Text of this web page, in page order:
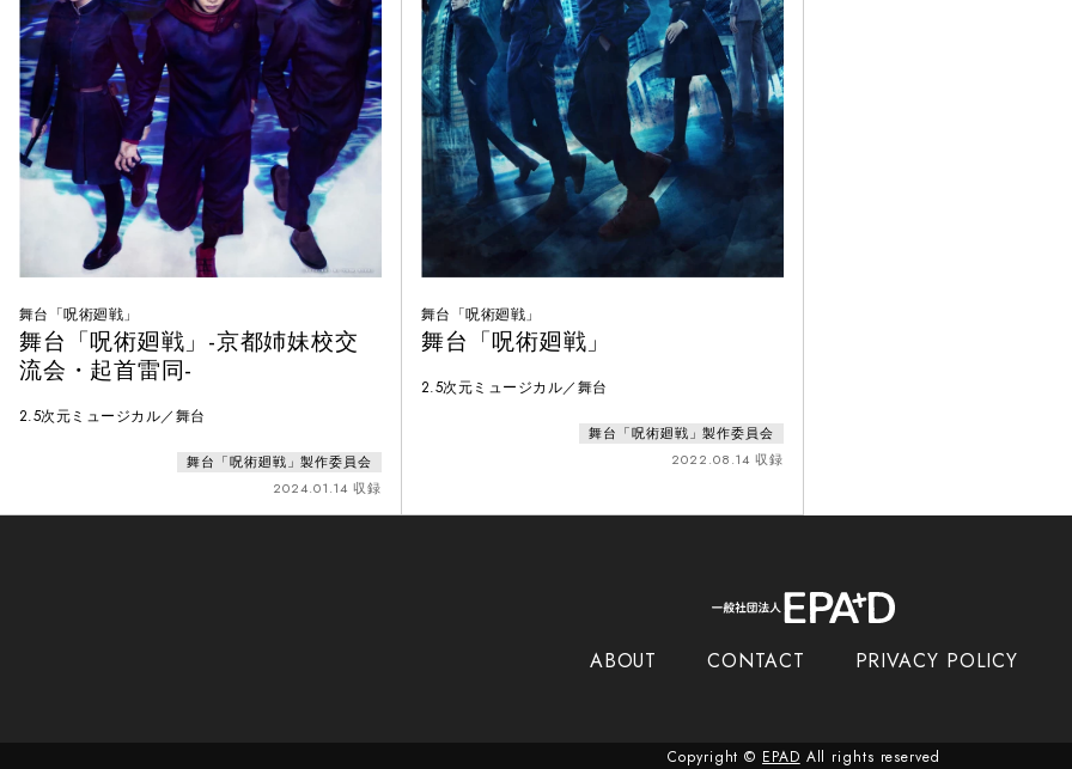
舞台「呪術廻戦」
舞台「呪術廻戦」-京都姉妹校交
流会・起首雷同-
2.5次元ミュージカル／舞台
舞台「呪術廻戦」製作委員会
2024.01.14 収録
舞台「呪術廻戦」
舞台「呪術廻戦」
2.5次元ミュージカル／舞台
舞台「呪術廻戦」製作委員会
2022.08.14 収録
ABOUT CONTACT PRIVACY POLICY
Copyright © EPAD All rights reserved